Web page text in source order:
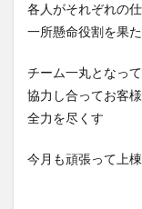
各人がそれぞれの
一所懸命役割を果
チーム一丸となって
協力し合ってお客
全力を尽くす
今月も頑張って上